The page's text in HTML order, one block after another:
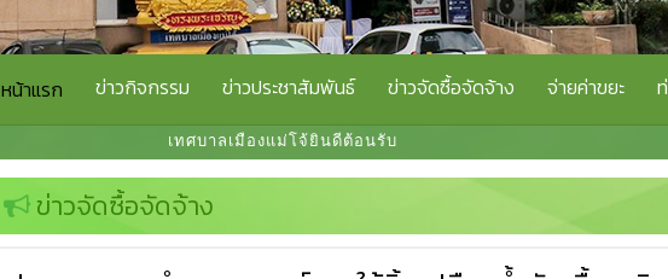
หน้าแรก ข่าวกิจกรรม ข่าวประชาสัมพันธ์ ข่าวจัดซื้อจัดจ้าง จ่ายค่าขยะ
เทศบาลเมืองแม่โจ้ยินดีต้อนรับ
ข่าวจัดซื้อจัดจ้าง